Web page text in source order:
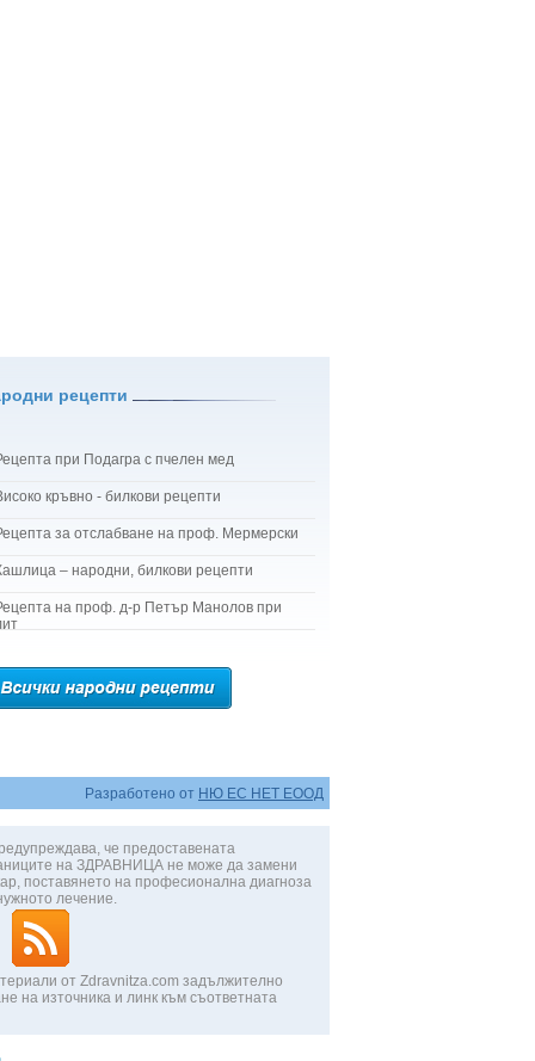
рецепти
при Подагра с пчелен мед
кръвно - билкови рецепти
за отслабване на проф. Мермерски
– народни, билкови рецепти
на проф. д-р Петър Манолов при
Разработено от НЮ ЕС НЕТ ЕООД
че предоставената
на ЗДРАВНИЦА не може да замени
поставянето на професионална диагноза
лечение.
от Zdravnitza.com задължително
на източника и линк към съответната